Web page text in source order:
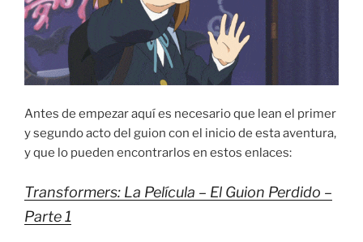
Antes de empezar aquí es necesario que lean el primer
y segundo acto del guion con el inicio de esta aventura,
y que lo pueden encontrarlos en estos enlaces:
Transformers: La Película – El Guion Perdido –
Parte 1